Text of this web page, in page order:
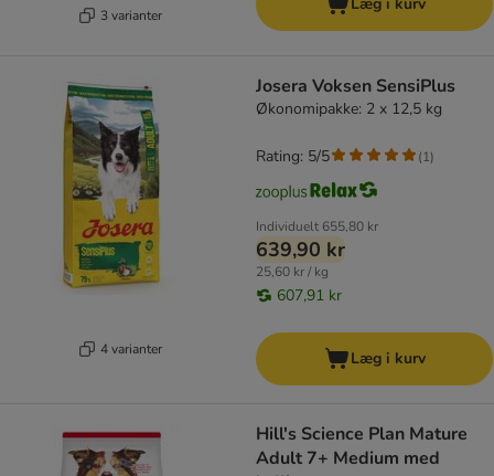
3 varianter
4 varianter
Josera Voksen SensiPlus
Økonomipakke: 2 x 12,5 kg
Individuelt 655,80 kr
639,90 kr
25,60 kr / kg
607,91 kr
Rating: 5/5 (1)
Læg i kurv
Hill's Science Plan Mature
Adult 7+ Medium med